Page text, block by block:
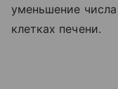
уменьшение
клетках печени.